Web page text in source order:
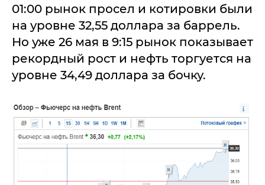
01:00 рынок просел и котировки были
на уровне 32,55 доллара за баррель.
Но уже 26 мая в 9:15 рынок показывает
рекордный рост и нефть торгуется на
уровне 34,49 доллара за бочку.